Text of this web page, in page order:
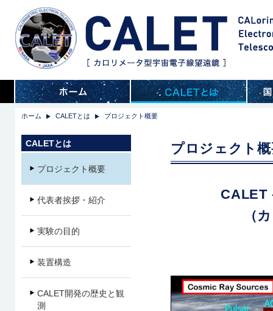
ホーム CALETとは プロジェクト概要
プロジェクト
（
CALETとは
プロジェクト概要
代表者挨拶・紹介
実験の目的
装置構造
CALET開発の歴史と観
測